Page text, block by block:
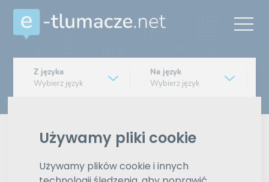
Używamy pliki cookie
Używamy plików cookie i innych
Z języka
Wybierz język
Na język
Wybierz język